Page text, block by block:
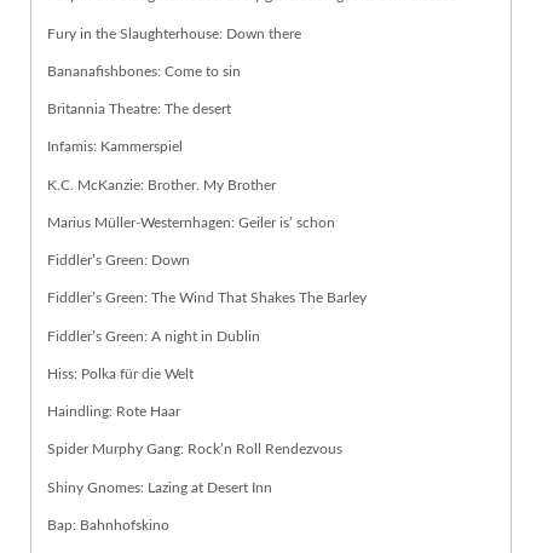
Fury in the Slaughterhouse: Down there
Bananafishbones: Come to sin
Britannia Theatre: The desert
Infamis: Kammerspiel
K.C. McKanzie: Brother. My Brother
Marius Müller-Westernhagen: Geiler is’ schon
Fiddler’s Green: Down
Fiddler’s Green: The Wind That Shakes The Barley
Fiddler’s Green: A night in Dublin
Hiss: Polka für die Welt
Haindling: Rote Haar
Spider Murphy Gang: Rock’n Roll Rendezvous
Shiny Gnomes: Lazing at Desert Inn
Bap: Bahnhofskino